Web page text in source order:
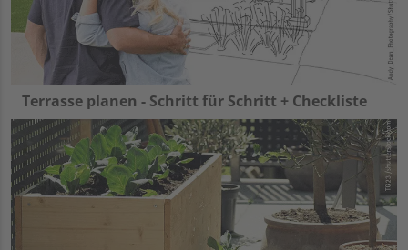
Terrasse planen - Schritt für Schritt + Checkliste